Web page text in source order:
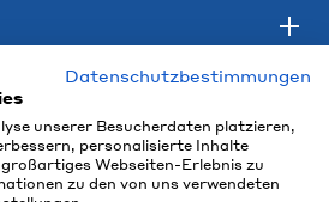
Datenschutzbestimmungen
unserer Besucherdaten platzieren,
personalisierte Inhalte
Webseiten-Erlebnis zu
zu den von uns verwendeten